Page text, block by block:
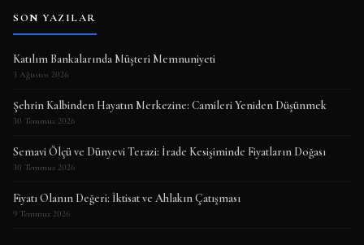
SON YAZILAR
Katılım Bankalarında Müşteri Memnuniyeti
3 Ağustos 2026
Şehrin Kalbinden Hayatın Merkezine: Camileri Yeniden Düşünmek
30 Temmuz 2026
Semavi Ölçü ve Dünyevi Terazi: İrade Kesişiminde Fiyatların Doğası
30 Temmuz 2026
Fiyatı Olanın Değeri: İktisat ve Ahlakın Çatışması
9 Temmuz 2026